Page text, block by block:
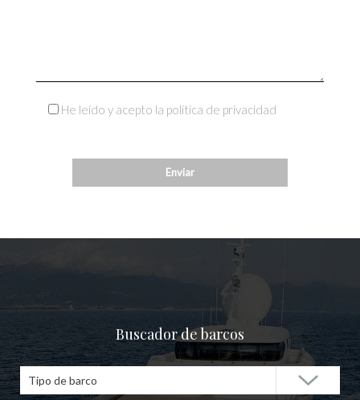
He leído y acepto la política de privacidad
Buscador de barcos
Tipo de barco